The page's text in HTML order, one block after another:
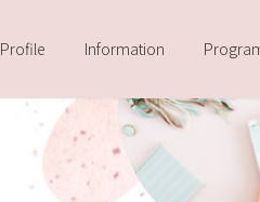
Profile Information